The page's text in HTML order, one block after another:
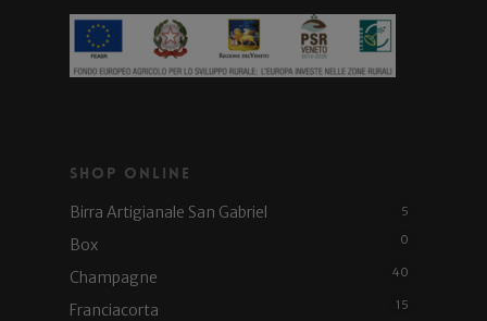
Shop Online
Birra Artigianale San Gabriel
5
Box 0
Champagne 40
Franciacorta 15